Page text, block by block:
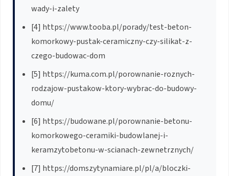
wady-i-zalety
[4] https://www.tooba.pl/porady/test-beton-
komorkowy-pustak-ceramiczny-czy-silikat-z-
czego-budowac-dom
[5] https://kuma.com.pl/porownanie-roznych-
rodzajow-pustakow-ktory-wybrac-do-budowy-
domu/
[6] https://budowane.pl/porownanie-betonu-
komorkowego-ceramiki-budowlanej-i-
keramzytobetonu-w-scianach-zewnetrznych/
[7] https://domszytynamiare.pl/pl/a/bloczki-